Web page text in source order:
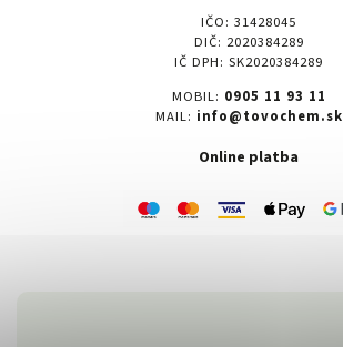
IČO: 31428045
DIČ: 2020384289
IČ DPH: SK2020384289
MOBIL: 0905 11 93 11
MAIL: info@tovochem.sk
Online platba